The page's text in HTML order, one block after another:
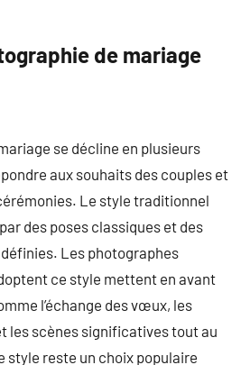
de mariage
se décline en plusieurs
aux souhaits des couples et
Le style traditionnel
des poses classiques et des
Les photographes
ce style mettent en avant
l’échange des vœux, les
les scènes significatives tout au
style reste un choix populaire